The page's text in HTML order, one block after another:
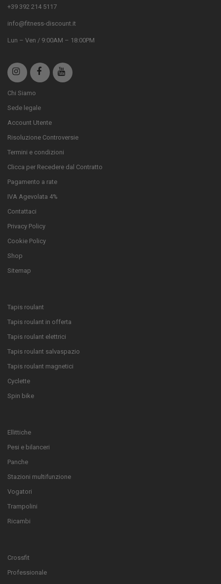
+39 392 214 5117
info@fitness-discount.it
Lun – Ven / 9:00AM – 18:00PM
Chi Siamo
Sede legale
Account Utente
Risoluzione Controversie
Termini e condizioni
Clicca per Recedere dal Contratto
Pagamento a rate
IVA Agevolata 4%
Contattaci
Privacy Policy
Cookie Policy
Shop
Sitemap
Tapis roulant
Tapis roulant in offerta
Tapis roulant elettrici
Tapis roulant salvaspazio
Tapis roulant magnetici
Cyclette
Spin bike
Ellittiche
Pesi e bilanceri
Panche
Stazioni multifunzione
Vogatori
Trampolini
Ricambi
Crossfit
Professionale